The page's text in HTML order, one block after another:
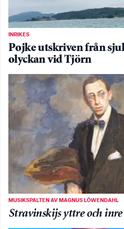
INRIKES
Pojke utskriven från
olyckan vid Tjörn
MUSIKSPALTEN AV MAGNUS LÖWENDAHL
Stravinskijs yttre och